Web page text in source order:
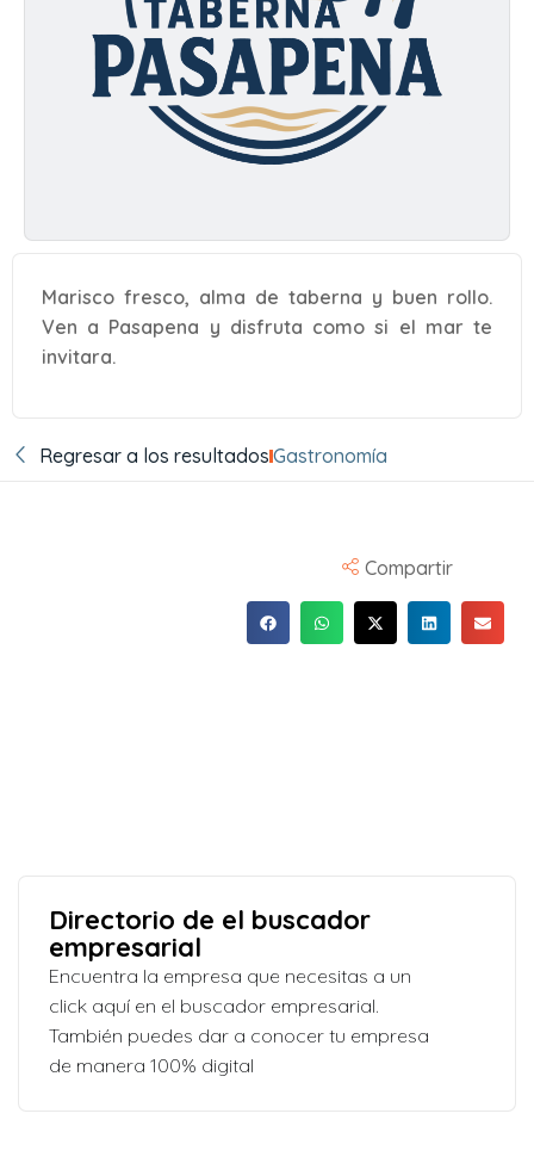
Marisco fresco, alma de taberna y buen rollo.
Ven a Pasapena y disfruta como si el mar te
invitara.
Regresar a los resultadosGastronomía
Compartir
Directorio de el buscador
empresarial
Encuentra la empresa que necesitas a un
click aquí en el buscador empresarial.
También puedes dar a conocer tu empresa
de manera 100% digital